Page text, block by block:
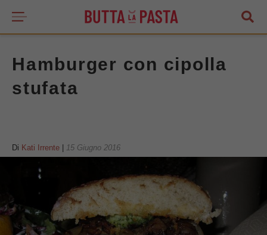
Hamburger con cipolla
stufata
Di Kati Irrente 15 Giugno 2016